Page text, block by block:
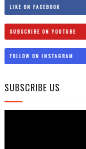
LIKE ON FACEBOOK
SUBSCRIBE ON YOUTUBE
FOLLOW ON INSTAGRAM
SUBSCRIBE US